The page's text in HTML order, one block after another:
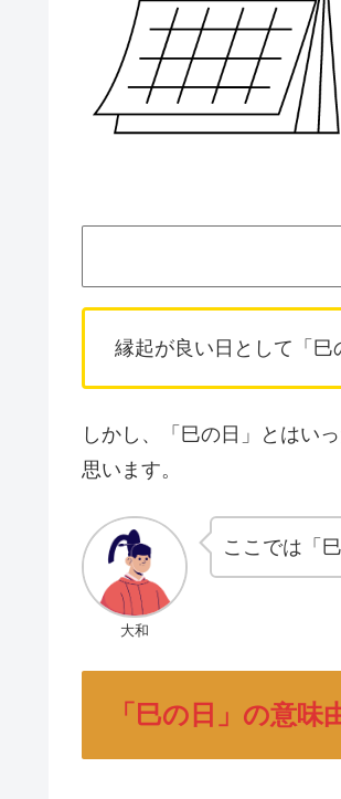
縁起が良い日として「巳
しかし、「巳の日」とはい
思います。
大和
ここでは「
「巳の日」の意味